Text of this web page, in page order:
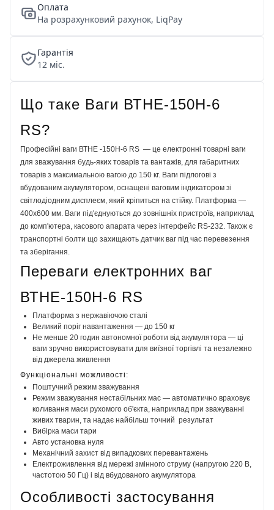
Оплата
На розрахунковий рахунок, LiqPay
Гарантія
12 міс.
Що таке Ваги ВТНЕ-150Н-6
RS?
Професійні ваги ВТНЕ -150Н-6 RS — це електронні товарні ваги
для зважування будь-яких товарів та вантажів, для габаритних
товарів з максимальною вагою до 150 кг. Ваги підлогові з
вбудованим акумулятором, оснащені ваговим індикатором зі
світлодіодним дисплеєм, який кріпиться на стійку. Платформа —
400х600 мм. Ваги під'єднуються до зовнішніх пристроїв, наприклад
до комп'ютера, касового апарата через інтерфейс RS-232. Також є
транспортні болти що захищають датчик ваг під час перевезення
та зберігання.
Переваги електронних ваг
ВТНЕ-150Н-6 RS
Платформа з нержавіючою сталі
Великий поріг навантаження — до 150 кг
Не менше 20 годин автономної роботи від акумулятора — ці
ваги зручно використовувати для виїзної торгівлі та незалежно
від джерела живлення
Функціональні можливості:
Поштучний режим зважування
Режим зважування нестабільних мас — автоматично враховує
коливання маси рухомого об'єкта, наприклад при зважуванні
живих тварин, та надає найбільш точний результат
Вибірка маси тари
Авто установка нуля
Механічний захист від випадкових перевантажень
Електроживлення від мережі змінного струму (напругою 220 В,
частотою 50 Гц) і від вбудованого акумулятора
Особливості застосування